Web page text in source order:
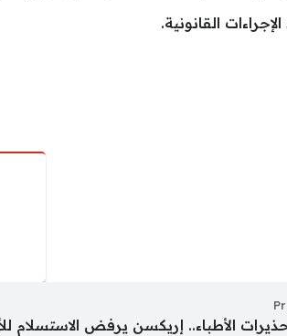
القانونية.
الأطباء.. إريكسن يرفض الاستسلام